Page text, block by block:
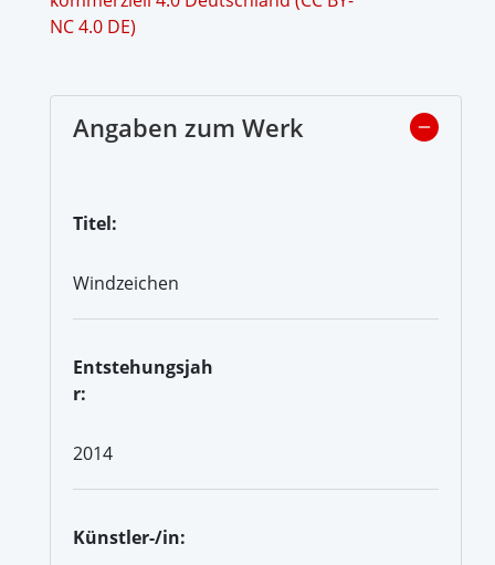
NC 4.0 DE)
Angaben zum Werk
Titel:
Windzeichen
Entstehungsjah
r:
2014
Künstler-/in: